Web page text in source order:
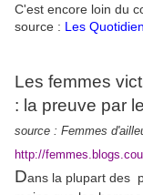
C'est encore loin du
source : Les
Les femmes
: la preuve par
source : Femmes
http://
Dans la plupart des